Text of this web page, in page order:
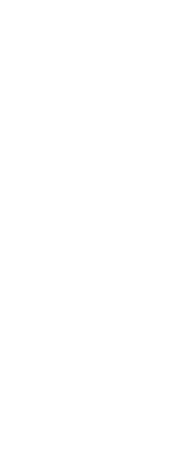
El Europeo sub-
El objetivo de esta ronda
Rumanía entre el 13 al 26
los siete grupos que
que estará en la
En caso de que el Málaga
División perdería a los dos
playoffs de ascenso a la
termina el primer fin de
citados por el
de ese fin se semana del
Descubre más noticias de
. Puedes ponerte